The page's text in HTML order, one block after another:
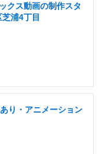
クス動画の制作スタ
浦4丁目
り・アニメーション